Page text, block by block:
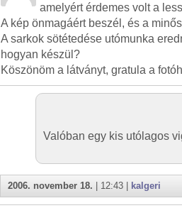
amelyért érdemes volt a
A kép önmagáért beszél, és a
A sarkok sötétedése utómunka
hogyan készül?
Köszönöm a látványt, gratula a
Valóban egy kis utólagos
2006. november 18. | 12:43 | kalgeri